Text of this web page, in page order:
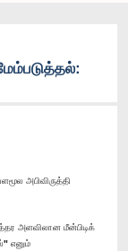
அபிவிருத்தி
அளவிலான மீன்பிடிக்
எனும்